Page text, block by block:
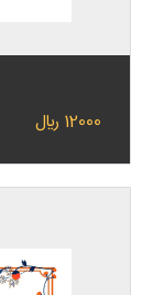
12000 ﷼